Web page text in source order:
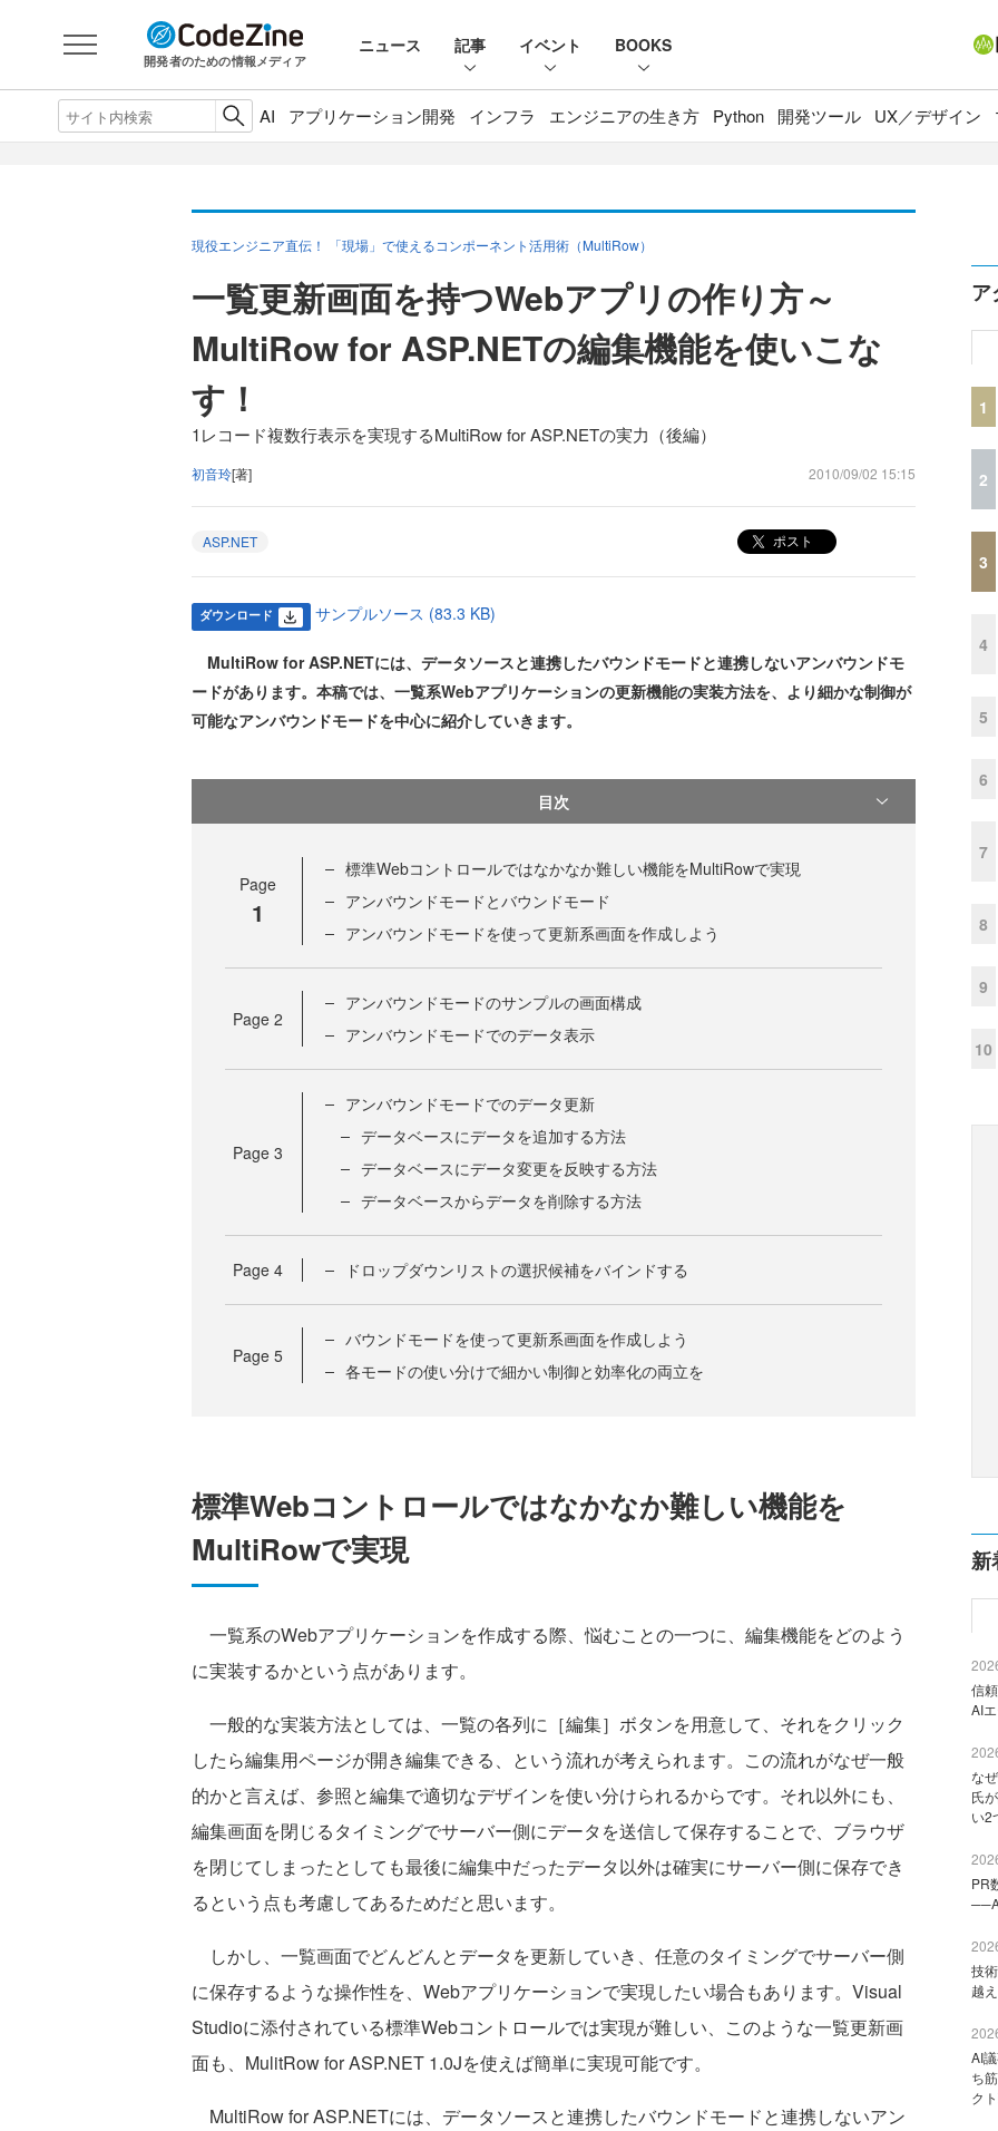
開発者のための情報メディア
ニュース 記事 イベント BOOKS
AI アプリケーション開発 インフラ エンジニアの生き方 Python 開発ツール UX／デザイン
現役エンジニア直伝！ 「現場」で使えるコンポーネント活用術（MultiRow）
一覧更新画面を持つWebアプリの作り方～
MultiRow for ASP.NETの編集機能を使いこな
す！
1レコード複数行表示を実現するMultiRow for ASP.NETの実力（後編）
初音玲[著] 2010/09/02 15:15
ASP.NET ポスト
ダウンロード サンプルソース (83.3 KB)
MultiRow for ASP.NETには、データソースと連携したバウンドモードと連携しないアンバウンドモ
ードがあります。本稿では、一覧系Webアプリケーションの更新機能の実装方法を、より細かな制御が
可能なアンバウンドモードを中心に紹介していきます。
目次
Page
1
標準Webコントロールではなかなか難しい機能をMultiRowで実現
アンバウンドモードとバウンドモード
アンバウンドモードを使って更新系画面を作成しよう
Page 2
アンバウンドモードのサンプルの画面構成
アンバウンドモードでのデータ表示
Page 3
アンバウンドモードでのデータ更新
データベースにデータを追加する方法
データベースにデータ変更を反映する方法
データベースからデータを削除する方法
Page 4 ドロップダウンリストの選択候補をバインドする
Page 5
バウンドモードを使って更新系画面を作成しよう
各モードの使い分けで細かい制御と効率化の両立を
標準Webコントロールではなかなか難しい機能を
MultiRowで実現
一覧系のWebアプリケーションを作成する際、悩むことの一つに、編集機能をどのよう
に実装するかという点があります。
一般的な実装方法としては、一覧の各列に［編集］ボタンを用意して、それをクリック
したら編集用ページが開き編集できる、という流れが考えられます。この流れがなぜ一般
的かと言えば、参照と編集で適切なデザインを使い分けられるからです。それ以外にも、
編集画面を閉じるタイミングでサーバー側にデータを送信して保存することで、ブラウザ
を閉じてしまったとしても最後に編集中だったデータ以外は確実にサーバー側に保存でき
るという点も考慮してあるためだと思います。
しかし、一覧画面でどんどんとデータを更新していき、任意のタイミングでサーバー側
に保存するような操作性を、Webアプリケーションで実現したい場合もあります。Visual
Studioに添付されている標準Webコントロールでは実現が難しい、このような一覧更新画
面も、MulitRow for ASP.NET 1.0Jを使えば簡単に実現可能です。
MultiRow for ASP.NETには、データソースと連携したバウンドモードと連携しないアン
ア
1
2
3
4
5
6
7
8
9
10
新
信
AI
な
氏
い2
PR
技
越
AI
ち
ク